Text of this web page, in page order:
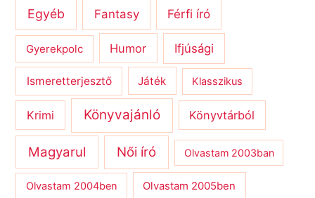
Egyéb Fantasy Férfi író
Gyerekpolc Humor Ifjúsági
Ismeretterjesztő Játék Klasszikus
Krimi Könyvajánló Könyvtárból
Magyarul Női író Olvastam 2003ban
Olvastam 2004ben Olvastam 2005ben